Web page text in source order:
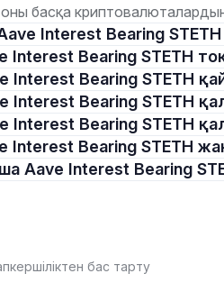
басқа
Aave Interest Bearing
Interest Bearing STETH
Interest Bearing STETH
Interest Bearing STETH
Interest Bearing STETH
Interest Bearing STETH
Aave Interest Bearing
бас тарту